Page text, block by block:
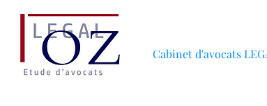
Cabinet d'avocats